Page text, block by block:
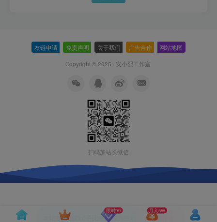
友链申请 免责声明 关于我们 广告合作 网站地图
Copyright © 2025 · 安小熙工作室
扫码加站长微信
限时99 月入5W
本站主题由Zibll子比主题强力驱动 联系作者